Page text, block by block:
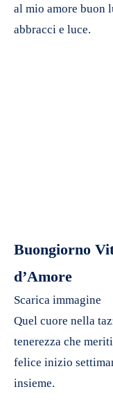
al mio amore buon
abbracci e luce.
Buongiorno
d’Amore
Scarica immagine
Quel cuore nella
tenerezza che
felice inizio
insieme.